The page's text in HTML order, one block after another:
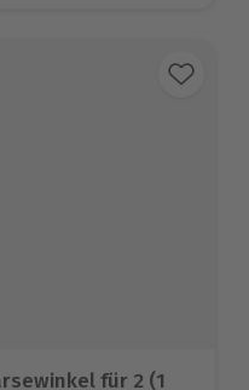
für 2 (1